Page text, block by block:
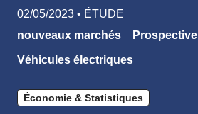
02/05/2023 • ÉTUDE
nouveaux marchés
Prospective
Véhicules électriques
Économie & Statistiques